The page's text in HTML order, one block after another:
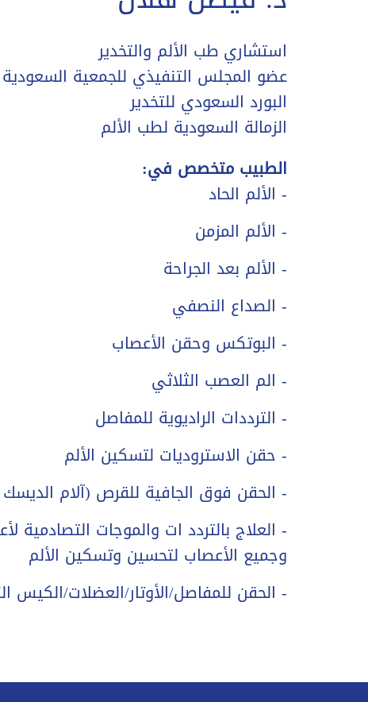
استشاري طب الألم والتخدير
عضو المجلس التنفيذي للجمعية
البورد السعودي للتخدير
الزمالة السعودية لطب الألم
الطبيب متخصص في:
- الألم الحاد
- الألم المزمن
- الألم بعد الجراحة
- الصداع النصفي
- البوتكس وحقن الأعصاب
- الم العصب الثلاثي
- الترددات الراديوية للمفاصل
- حقن الاستروديات لتسكين الألم
- الحقن فوق الجافية للقرص (آلام
- العلاج بالتردد ات والموجات
وجميع الأعصاب لتحسين وتسكين الألم
- الحقن للمفاصل/الأوتار/العضلات/الكيس